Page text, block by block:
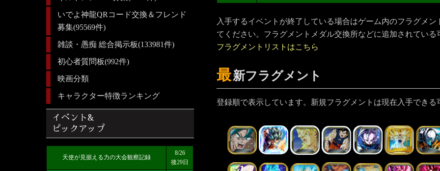
入手するイベントが終了している場合はゲーム内のフラグメ
てください。フラグメントメダル交換所などに追加されている
フラグメントリストはこちら
最新フラグメント
登録順で表示しています。新規フラグメントは現在入手できる
いでよ神龍QRコード交換＆フレンド
募集(95569件)
雑談・愚痴 総合掲示板(133981件)
初心者質問板(992件)
映画分類
キャラクター特徴ランキング
イベント&
ピックアップ
天使が見据える力の大会観察記録
8/26
後29日